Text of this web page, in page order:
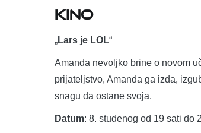
KINO
„Lars je LOL“
Amanda nevoljko brine o novom
prijateljstvo, Amanda ga izda,
snagu da ostane svoja.
Datum: 8. studenog od 19 sati do